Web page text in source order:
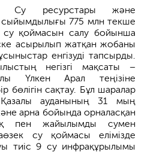
Су ресурстары және
сыйымдылығы 775 млн текше
су қоймасын салу бойынша
асырылып жатқан жобаны
енгізуді тапсырды.
негізгі мақсаты –
Үлкен Арал теңізіне
бөлігін сақтау. Бұл шаралар
Қазалы ауданының 31 мың
арна бойында орналасқан
пен жайылымды сумен
су қоймасы елімізде
тиіс 9 су инфрақұрылымы